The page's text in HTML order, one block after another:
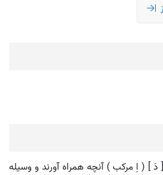
] ( اِ مرکب ) آنچه همراه آورند و وسیله